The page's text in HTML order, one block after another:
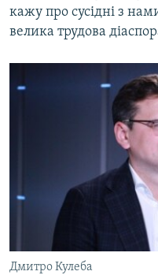
кажу про сусідні з
велика трудова
Дмитро Кулеба